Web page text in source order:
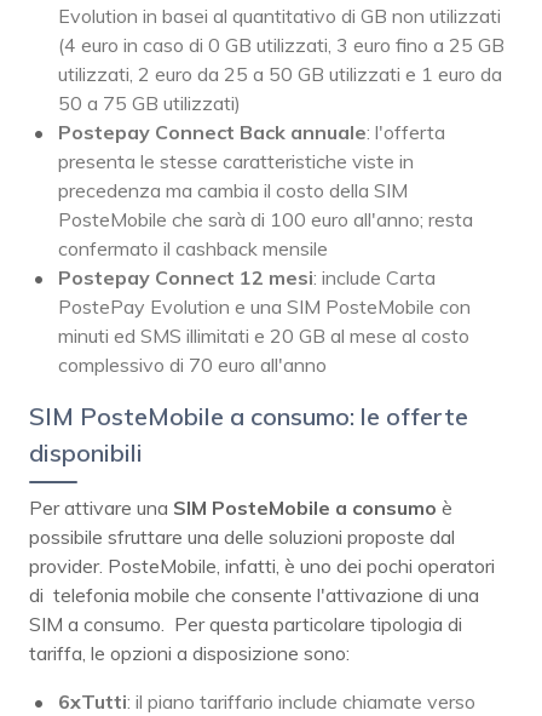
Evolution in basei al quantitativo di GB non utilizzati
(4 euro in caso di 0 GB utilizzati, 3 euro fino a 25 GB
utilizzati, 2 euro da 25 a 50 GB utilizzati e 1 euro da
50 a 75 GB utilizzati)
Postepay Connect Back annuale: l'offerta
presenta le stesse caratteristiche viste in
precedenza ma cambia il costo della SIM
PosteMobile che sarà di 100 euro all'anno; resta
confermato il cashback mensile
Postepay Connect 12 mesi: include Carta
PostePay Evolution e una SIM PosteMobile con
minuti ed SMS illimitati e 20 GB al mese al costo
complessivo di 70 euro all'anno
SIM PosteMobile a consumo: le offerte
disponibili
Per attivare una SIM PosteMobile a consumo è
possibile sfruttare una delle soluzioni proposte dal
provider. PosteMobile, infatti, è uno dei pochi operatori
di telefonia mobile che consente l'attivazione di una
SIM a consumo. Per questa particolare tipologia di
tariffa, le opzioni a disposizione sono:
6xTutti: il piano tariffario include chiamate verso